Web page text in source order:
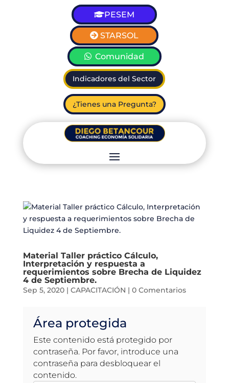
PESEM
STARSOL
Comunidad
Indicadores del Sector
¿Tienes una Pregunta?
Material Taller práctico Cálculo,
Interpretación y respuesta a
requerimientos sobre Brecha de Liquidez
4 de Septiembre.
Sep 5, 2020| CAPACITACIÓN | 0 Comentarios
Área protegida
Este contenido está protegido por
contraseña. Por favor, introduce una
contraseña para desbloquear el
contenido.